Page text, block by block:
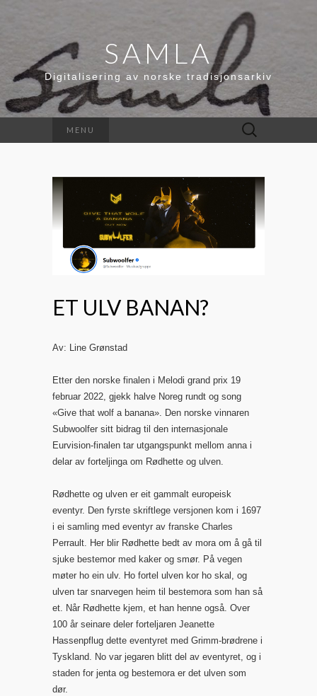
SAMLA
Digitalisering av norske tradisjonsarkiv
MENU
Leit
etter:
ET ULV BANAN?
Av: Line Grønstad
Etter den norske finalen i Melodi grand prix 19
februar 2022, gjekk halve Noreg rundt og song
«Give that wolf a banana». Den norske vinnaren
Subwoolfer sitt bidrag til den internasjonale
Eurvision-finalen tar utgangspunkt mellom anna i
delar av forteljinga om Rødhette og ulven.
Rødhette og ulven er eit gammalt europeisk
eventyr. Den fyrste skriftlege versjonen kom i 1697
i ei samling med eventyr av franske Charles
Perrault. Her blir Rødhette bedt av mora om å gå til
sjuke bestemor med kaker og smør. På vegen
møter ho ein ulv. Ho fortel ulven kor ho skal, og
ulven tar snarvegen heim til bestemora som han så
et. Når Rødhette kjem, et han henne også. Over
100 år seinare deler forteljaren Jeanette
Hassenpflug dette eventyret med Grimm-brødrene i
Tyskland. No var jegaren blitt del av eventyret, og i
staden for jenta og bestemora er det ulven som
dør.